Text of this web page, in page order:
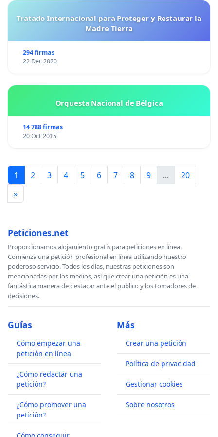
Tratado Internacional para Proteger y Restaurar la
Madre Tierra
294 firmas
22 Dec 2020
Orquesta Nacional de Bélgica
14 788 firmas
20 Oct 2015
1 2 3 4 5 6 7 8 9 ...
20
»
Peticiones.net
Proporcionamos alojamiento gratis para peticiones en línea.
Comienza una petición profesional en línea utilizando nuestro
poderoso servicio. Todos los días, nuestras peticiones son
mencionadas por los medios, así que crear una petición es una
fantástica manera de destacar ante el publico y los tomadores de
decisiones.
Guías
Cómo empezar una
petición en línea
¿Cómo redactar una
petición?
¿Cómo promover una
petición?
Más
Crear una petición
Política de privacidad
Gestionar cookies
Sobre nosotros